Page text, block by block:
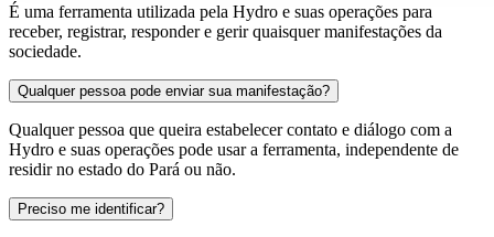
É uma ferramenta utilizada pela Hydro e suas operações para
receber, registrar, responder e gerir quaisquer manifestações da
sociedade.
Qualquer pessoa pode enviar sua manifestação?
Qualquer pessoa que queira estabelecer contato e diálogo com a
Hydro e suas operações pode usar a ferramenta, independente de
residir no estado do Pará ou não.
Preciso me identificar?